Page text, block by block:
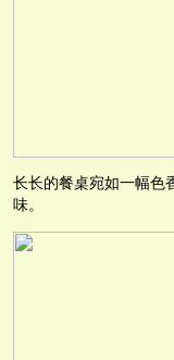
长长的餐桌宛如一幅色
味。